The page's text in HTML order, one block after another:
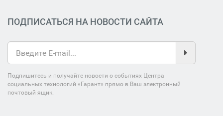
ПОДПИСАТЬСЯ НА НОВОСТИ САЙТА
Подпишитесь и получайте новости о событиях Центра
социальных технологий «Гарант» прямо в Ваш электронный
почтовый ящик.